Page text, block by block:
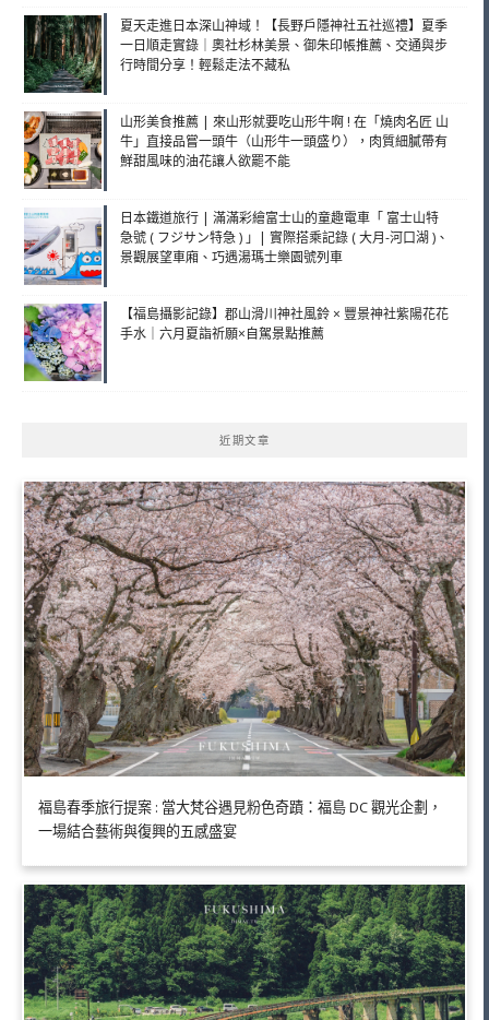
夏天走進日本深山神域！【長野戶隱神社五社巡禮】夏季
一日順走實錄｜奧社杉林美景、御朱印帳推薦、交通與步
行時間分享！輕鬆走法不藏私
山形美食推薦 | 來山形就要吃山形牛啊 ! 在「燒肉名匠 山
牛」直接品嘗一頭牛（山形牛一頭盛り），肉質細膩帶有
鮮甜風味的油花讓人欲罷不能
日本鐵道旅行 | 滿滿彩繪富士山的童趣電車「 富士山特
急號 ( フジサン特急 ) 」| 實際搭乘記錄 ( 大月-河口湖 )、
景觀展望車廂、巧遇湯瑪士樂園號列車
【福島攝影記錄】郡山滑川神社風鈴 × 豐景神社紫陽花花
手水｜六月夏詣祈願×自駕景點推薦
近期文章
福島春季旅行提案 : 當大梵谷遇見粉色奇蹟：福島 DC 觀光企劃，
一場結合藝術與復興的五感盛宴